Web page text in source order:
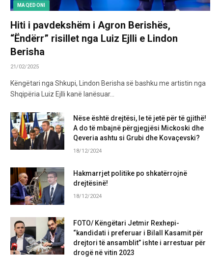
MAQEDONI
Hiti i pavdekshëm i Agron Berishës,
“Ëndërr” risillet nga Luiz Ejlli e Lindon
Berisha
21/02/2025
Këngëtari nga Shkupi, Lindon Berisha së bashku me artistin nga
Shqipëria Luiz Ejlli kanë lanësuar…
Nëse është drejtësi, le të jetë për të gjithë!
A do të mbajnë përgjegjësi Mickoski dhe
Qeveria ashtu si Grubi dhe Kovaçevski?
18/12/2024
Hakmarrjet politike po shkatërrojnë
drejtësinë!
18/12/2024
FOTO/ Këngëtari Jetmir Rexhepi-
“kandidati i preferuar i Bilall Kasamit për
drejtori të ansamblit” ishte i arrestuar për
drogë në vitin 2023